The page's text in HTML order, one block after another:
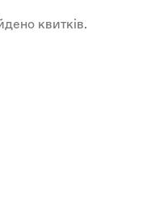
квитків.